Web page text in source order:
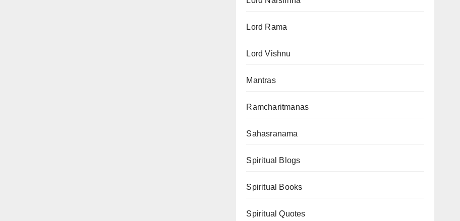
Lord Rama
Lord Vishnu
Mantras
Ramcharitmanas
Sahasranama
Spiritual Blogs
Spiritual Books
Spiritual Quotes